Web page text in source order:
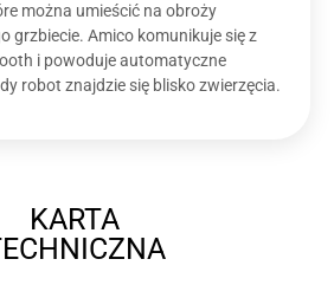
można umieścić na obroży
grzbiecie. Amico komunikuje się z
i powoduje automatyczne
robot znajdzie się blisko zwierzęcia.
KARTA